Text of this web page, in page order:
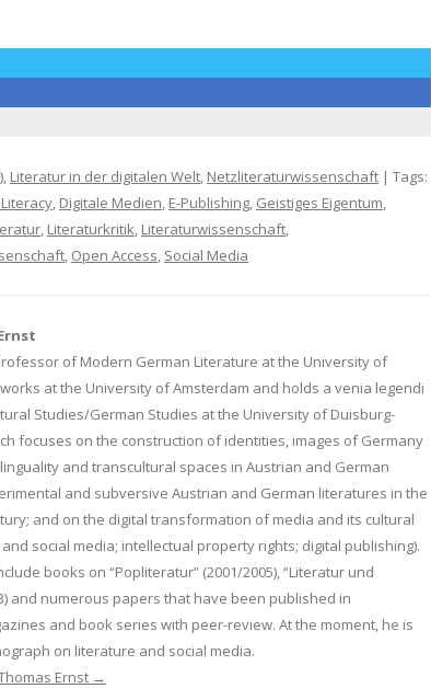
, Literatur in der digitalen Welt, Netzliteraturwissenschaft | Tags:
, Digitale Medien, E-Publishing, Geistiges Eigentum,
, Literaturkritik, Literaturwissenschaft,
, Open Access, Social Media
of Modern German Literature at the University of
at the University of Amsterdam and holds a venia legendi
Studies/German Studies at the University of Duisburg-
focuses on the construction of identities, images of Germany
and transcultural spaces in Austrian and German
and subversive Austrian and German literatures in the
and on the digital transformation of media and its cultural
social media; intellectual property rights; digital publishing).
books on “Popliteratur” (2001/2005), “Literatur und
and numerous papers that have been published in
and book series with peer-review. At the moment, he is
on literature and social media.
Ernst →